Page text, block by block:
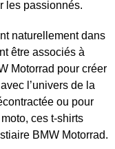
les passionnés.
naturellement dans
être associés à
Motorrad pour créer
l’univers de la
ou pour
ces t-shirts
BMW Motorrad.